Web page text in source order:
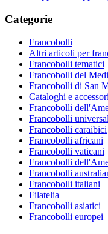
Categorie
Francobolli
Altri articoli per
Francobolli tematici
Francobolli del
Francobolli di San
Cataloghi e
Francobolli
Francobolli
Francobolli caraibici
Francobolli africani
Francobolli vaticani
Francobolli
Francobolli
Francobolli italiani
Filatelia
Francobolli asiatici
Francobolli europei